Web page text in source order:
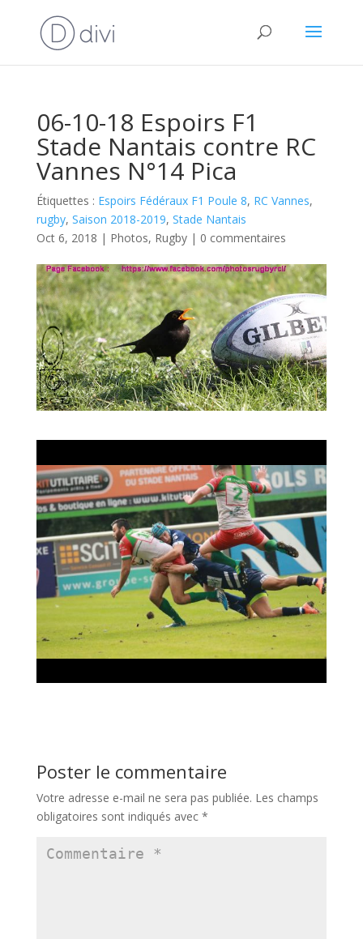
06-10-18 Espoirs F1
Stade Nantais contre RC
Vannes N°14 Pica
Étiquettes : Espoirs Fédéraux F1 Poule 8, RC Vannes,
rugby, Saison 2018-2019, Stade Nantais
Oct 6, 2018 | Photos, Rugby| 0 commentaires
Poster le commentaire
Votre adresse e-mail ne sera pas publiée. Les champs
obligatoires sont indiqués avec *